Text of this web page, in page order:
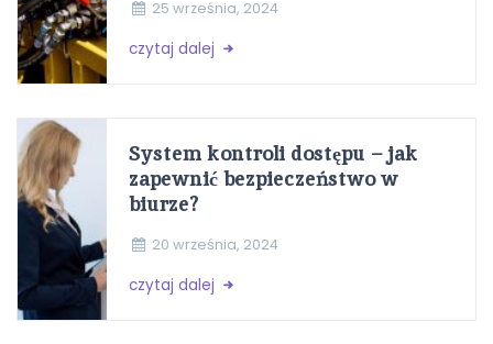
25 września, 2024
czytaj dalej
System kontroli dostępu – jak
zapewnić bezpieczeństwo w
biurze?
20 września, 2024
czytaj dalej